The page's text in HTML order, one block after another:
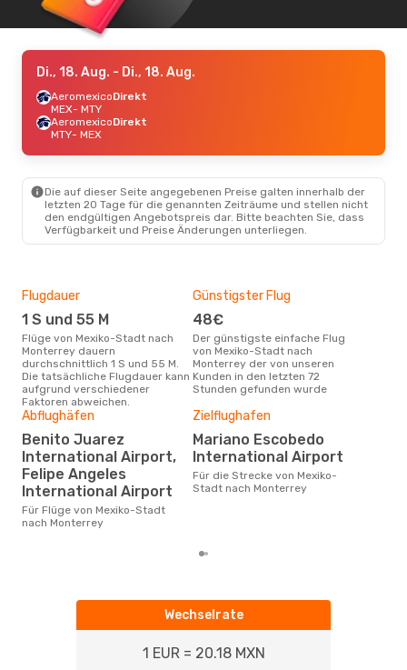
Di., 18. Aug. - Di., 18. Aug.
AeromexicoDirekt
MEX- MTY
AeromexicoDirekt
MTY- MEX
Die auf dieser Seite angegebenen Preise galten innerhalb der
letzten 20 Tage für die genannten Zeiträume und stellen nicht
den endgültigen Angebotspreis dar. Bitte beachten Sie, dass
Verfügbarkeit und Preise Änderungen unterliegen.
Flugdauer
1 S und 55 M
Flüge von Mexiko-Stadt nach
Monterrey dauern
durchschnittlich 1 S und 55 M.
Die tatsächliche Flugdauer kann
aufgrund verschiedener
Faktoren abweichen.
Günstigster Flug
48€
Der günstigste einfache Flug
von Mexiko-Stadt nach
Monterrey der von unseren
Kunden in den letzten 72
Stunden gefunden wurde
Abflughäfen
Benito Juarez
International Airport,
Felipe Angeles
International Airport
Für Flüge von Mexiko-Stadt
nach Monterrey
Zielflughafen
Mariano Escobedo
International Airport
Für die Strecke von Mexiko-
Stadt nach Monterrey
Wechselrate
1 EUR = 20.18 MXN